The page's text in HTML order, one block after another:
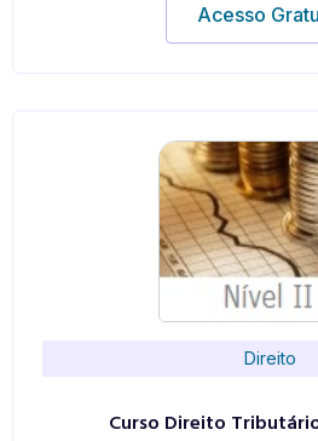
Acesso
Direito
Curso Direito